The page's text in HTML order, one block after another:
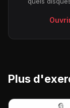
Plus